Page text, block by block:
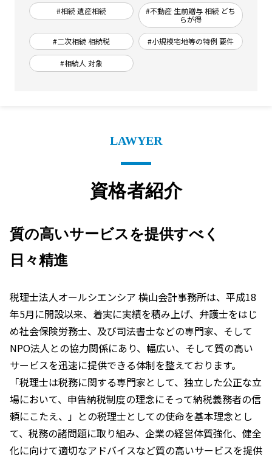
#相続 遺産相続
#不動産 生前贈与 相続 どち
らが得
#二次相続 相続税 #小規模宅地等の特例 要件
#相続人 対象
LAWYER
資格者紹介
質の高いサービスを提供すべく
日々精進
税理士法人オールシエンシア 横山会計事務所は、平成18
年5月に開設以来、着実に実績を積み上げ、弁護士をはじ
め社会保険労務士、及び司法書士などの専門家、そして
NPO法人との協力関係にあり、幅広い、そして質の高い
サービスを迅速に提供できる体制を整えております。
「税理士は税務に関する専門家として、独立した公正な立
場において、申告納税制度の理念にそって納税義務者の信
頼にこたえ、」との税理士としての使命を基本理念とし
て、税務の諸問題に取り組み、企業の経営体質強化、健全
化に向けて適切なアドバイスなど質の高いサービスを提供